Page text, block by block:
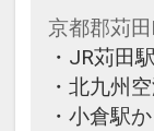
京都郡苅
・JR苅田
・北九州
・小倉駅